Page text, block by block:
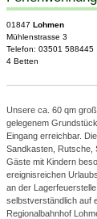
01847 Lohmen
Mühlenstrasse 3
Telefon: 03501 588445
4 Betten
Unsere ca. 60 qm
gelegenem
Eingang erreichbar.
Sandkasten, Rutsche,
Gäste mit Kindern
ereignisreichen
an der
selbstverständlich auf
Regionalbahnhof